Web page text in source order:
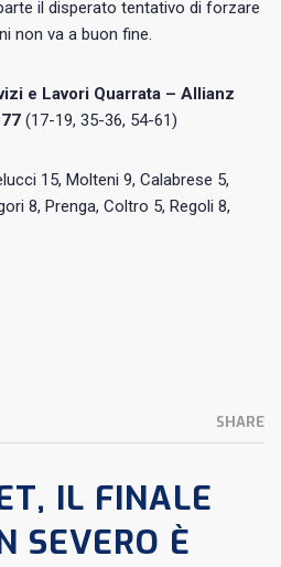
il disperato tentativo di forzare
non va a buon fine.
e Lavori Quarrata – Allianz
(17-19, 35-36, 54-61)
15, Molteni 9, Calabrese 5,
8, Prenga, Coltro 5, Regoli 8,
SHARE
IL FINALE
SEVERO È